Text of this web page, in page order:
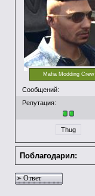
Mafia Modding Crew
Сообщений:
Репутация:
Thug
Поблагодарил:
Ответ